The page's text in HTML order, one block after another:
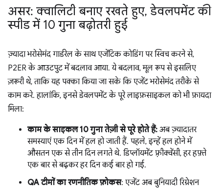
असर: क्वालिटी बनाए रखते हुए, डेवलपमेंट की
स्पीड में 10 गुना बढ़ोतरी हुई
ज़्यादा भरोसेमंद गार्डरेल के साथ एजेंटिक कोडिंग पर स्विच करने से,
P2ER के आउटपुट में बदलाव आया. ये बदलाव, मूल रूप से इसलिए
ज़रूरी थे, ताकि यह पक्का किया जा सके कि एजेंट भरोसेमंद तरीके से
काम करे. हालांकि, इनसे डेवलपमेंट के पूरे लाइफ़साइकल को भी फ़ायदा
मिला:
काम के साइकल 10 गुना तेज़ी से पूरे होते हैं: अब ज़्यादातर
समस्याएं एक दिन में हल हो जाती हैं. पहले, इन्हें हल होने में
औसतन एक से तीन दिन लगते थे. डिप्लॉयमेंट फ़्रीक्वेंसी, हर हफ़्ते
एक बार से बढ़कर हर दिन कई बार हो गई.
QA टीमों का रणनीतिक फ़ोकस: एजेंट अब बुनियादी रिग्रेशन